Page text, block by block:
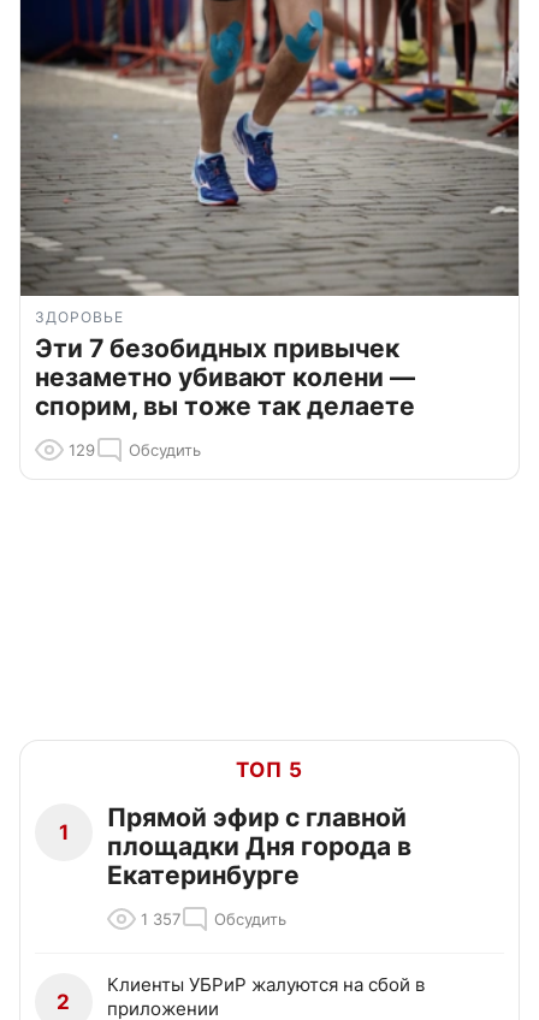
ЗДОРОВЬЕ
Эти 7 безобидных привычек
незаметно убивают колени —
спорим, вы тоже так делаете
129 Обсудить
ТОП 5
1
Прямой эфир с главной
площадки Дня города в
Екатеринбурге
1 357 Обсудить
2
Клиенты УБРиР жалуются на сбой в
приложении